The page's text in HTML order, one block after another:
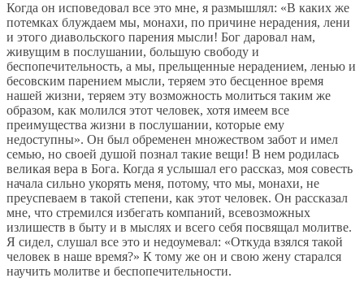
Когда он исповедовал все это мне, я размышлял: «В каких же
потемках блуждаем мы, монахи, по причине нерадения, лени
и этого диавольского парения мысли! Бог даровал нам,
живущим в послушании, большую свободу и
беспопечительность, а мы, прельщенные нерадением, ленью и
бесовским парением мысли, теряем это бесценное время
нашей жизни, теряем эту возможность молиться таким же
образом, как молился этот человек, хотя имеем все
преимущества жизни в послушании, которые ему
недоступны». Он был обременен множеством забот и имел
семью, но своей душой познал такие вещи! В нем родилась
великая вера в Бога. Когда я услышал его рассказ, моя совесть
начала сильно укорять меня, потому, что мы, монахи, не
преуспеваем в такой степени, как этот человек. Он рассказал
мне, что стремился избегать компаний, всевозможных
излишеств в быту и в мыслях и всего себя посвящал молитве.
Я сидел, слушал все это и недоумевал: «Откуда взялся такой
человек в наше время?» К тому же он и свою жену старался
научить молитве и беспопечительности.